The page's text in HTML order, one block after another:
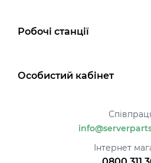
Робочі станції
Особистий кабінет
Інтернет